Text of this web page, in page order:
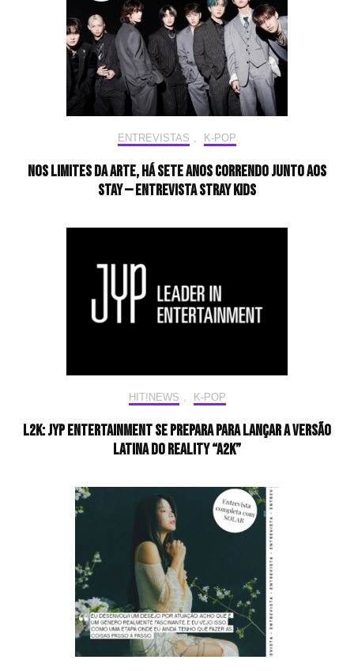
ENTREVISTAS , K-POP
Nos limites da arte, há sete anos correndo junto aos
STAY — Entrevista Stray Kids
HIT!NEWS , K-POP
L2K: JYP Entertainment se prepara para lançar a versão
latina do reality “A2K”